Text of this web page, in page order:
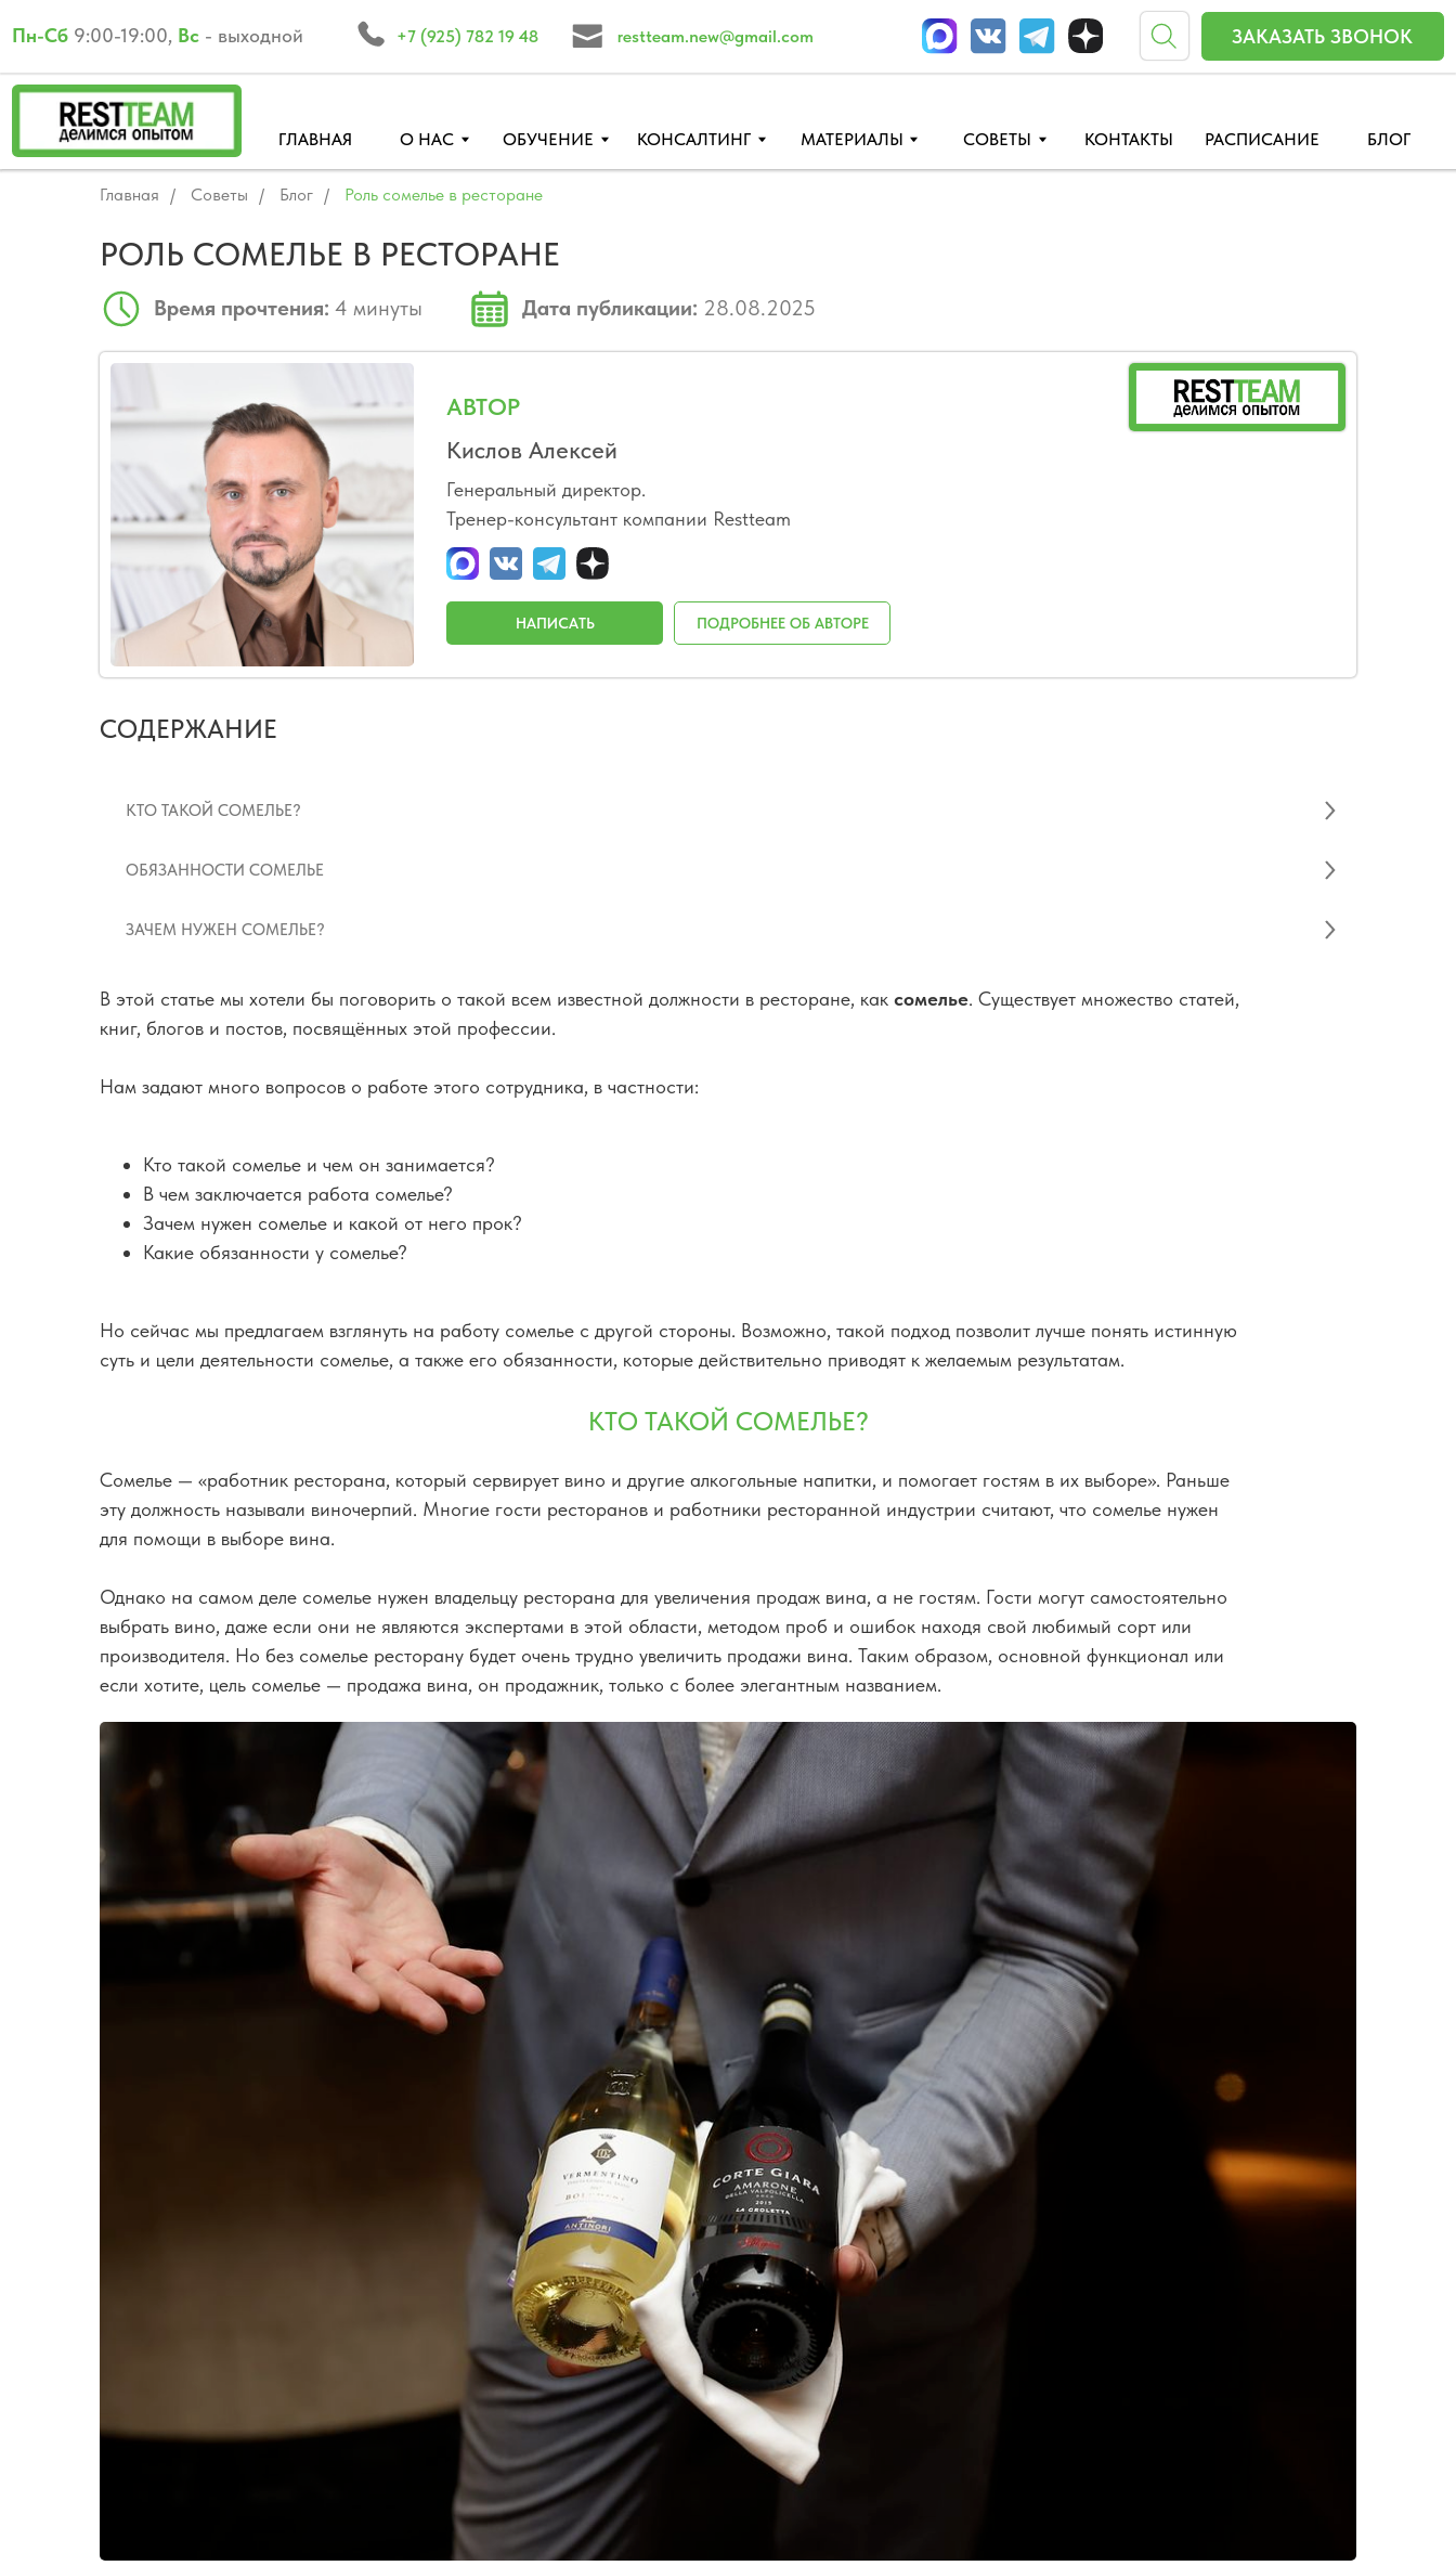
ЗАКАЗАТЬ ЗВОНОК
restteam.new@gmail.com
+7 (925) 782 19 48
Пн-Cб9:00-19:00,Вс - выходной
Главная / Советы / Блог / Роль сомелье в ресторане
РОЛЬ СОМЕЛЬЕ В РЕСТОРАНЕ
Время прочтения: 4 минуты Дата публикации: 28.08.2025
АВТОР
Кислов Алексей
НАПИСАТЬ ПОДРОБНЕЕ ОБ АВТОРЕ
Генеральный директор.
Тренер-консультант компании Restteam
СОДЕРЖАНИЕ
КТО ТАКОЙ СОМЕЛЬЕ?
ОБЯЗАННОСТИ СОМЕЛЬЕ
ЗАЧЕМ НУЖЕН СОМЕЛЬЕ?
В этой статье мы хотели бы поговорить о такой всем известной должности в ресторане, как сомелье. Существует множество статей,
книг, блогов и постов, посвящённых этой профессии.
Нам задают много вопросов о работе этого сотрудника, в частности:
Кто такой сомелье и чем он занимается?
В чем заключается работа сомелье?
Зачем нужен сомелье и какой от него прок?
Какие обязанности у сомелье?
Но сейчас мы предлагаем взглянуть на работу сомелье с другой стороны. Возможно, такой подход позволит лучше понять истинную
суть и цели деятельности сомелье, а также его обязанности, которые действительно приводят к желаемым результатам.
КТО ТАКОЙ СОМЕЛЬЕ?
Сомелье — «работник ресторана, который сервирует вино и другие алкогольные напитки, и помогает гостям в их выборе». Раньше
эту должность называли виночерпий. Многие гости ресторанов и работники ресторанной индустрии считают, что сомелье нужен
для помощи в выборе вина.
Однако на самом деле сомелье нужен владельцу ресторана для увеличения продаж вина, а не гостям. Гости могут самостоятельно
выбрать вино, даже если они не являются экспертами в этой области, методом проб и ошибок находя свой любимый сорт или
производителя. Но без сомелье ресторану будет очень трудно увеличить продажи вина. Таким образом, основной функционал или
если хотите, цель сомелье — продажа вина, он продажник, только с более элегантным названием.